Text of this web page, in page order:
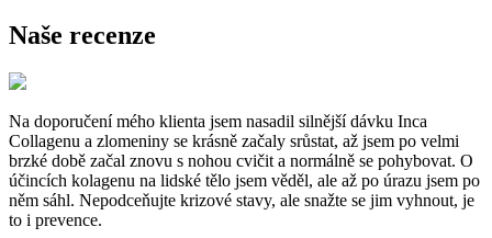
Naše recenze
Na doporučení mého klienta jsem nasadil silnější dávku Inca
Collagenu a zlomeniny se krásně začaly srůstat, až jsem po velmi
brzké době začal znovu s nohou cvičit a normálně se pohybovat. O
účincích kolagenu na lidské tělo jsem věděl, ale až po úrazu jsem po
něm sáhl. Nepodceňujte krizové stavy, ale snažte se jim vyhnout, je
to i prevence.